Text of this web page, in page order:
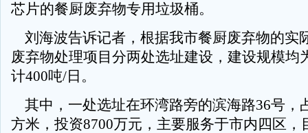
芯片的餐厨废弃物专用垃圾桶。
刘海波告诉记者，根据我市餐厨废弃物的实
废弃物处理项目分两处选址建设，建设规模均
计400吨/日。
其中，一处选址在环湾路旁的滨海路36号，
方米，投资8700万元，主要服务于市内四区，